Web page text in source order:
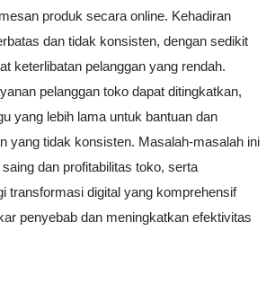
produk secara online. Kehadiran
dan tidak konsisten, dengan sedikit
keterlibatan pelanggan yang rendah.
pelanggan toko dapat ditingkatkan,
yang lebih lama untuk bantuan dan
yang tidak konsisten. Masalah-masalah ini
dan profitabilitas toko, serta
transformasi digital yang komprehensif
penyebab dan meningkatkan efektivitas